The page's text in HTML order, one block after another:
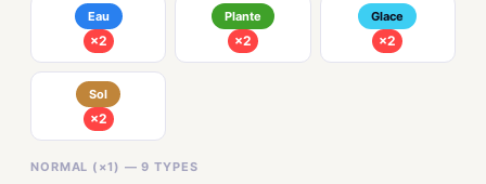
Eau
×2
Plante
×2
Glace
×2
Sol
×2
NORMAL (×1) — 9 TYPES